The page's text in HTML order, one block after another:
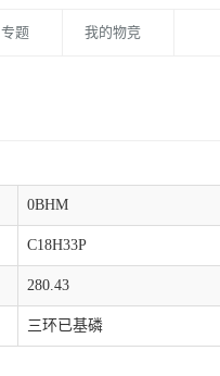
专题 我的物竞
0BHM
C18H33P
280.43
三环已基磷